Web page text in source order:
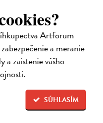
Artforum
a meranie
a zaistenie vášho
SÚHLASÍM